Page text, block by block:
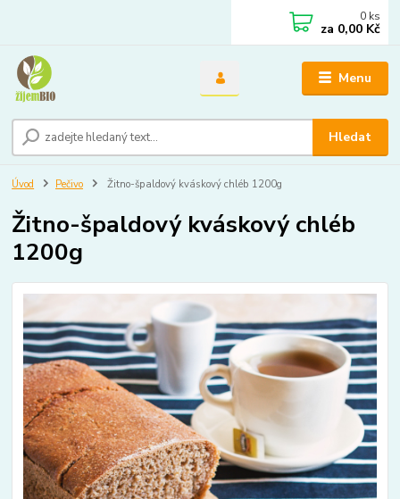
Menu
Hledat
0 ks
za 0,00 Kč
Úvod Pečivo Žitno-špaldový kváskový chléb 1200g
Žitno-špaldový kváskový chléb
1200g